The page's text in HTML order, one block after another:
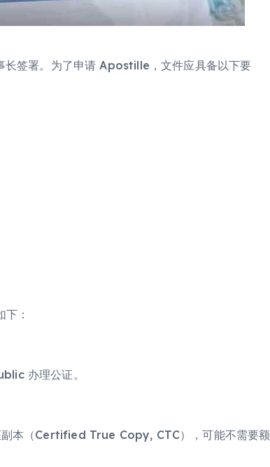
长签署。为了申请 Apostille，文件应具备以下要
：
办理公证。
副本（Certified True Copy, CTC），可能不需要额